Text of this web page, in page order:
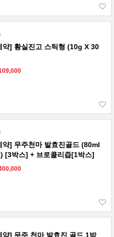
약] 황실진고 스틱형 (10g X 30
약] 무주천마 발효진골드 (80ml
[3박스] + 브로콜리즙[1박스]
약] 무주 천마 발효진 골드 1박